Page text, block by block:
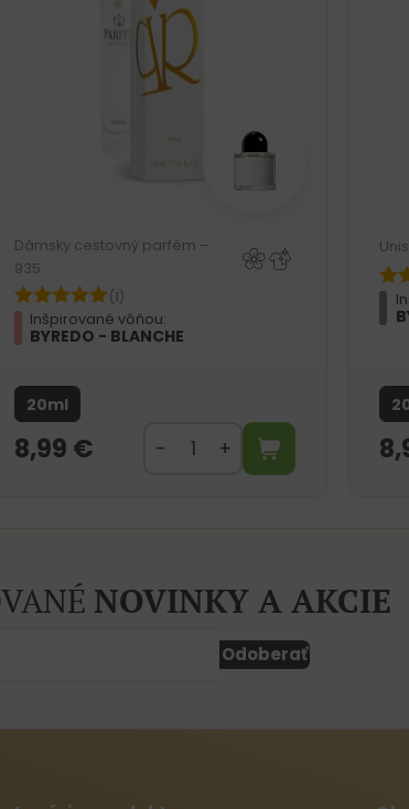
Dámsky cestovný parfém –
935
(1)
Inšpirované vôňou:
BYREDO - BLANCHE
20ml
8,99 €
NOVINKY A AKCIE
Odoberať